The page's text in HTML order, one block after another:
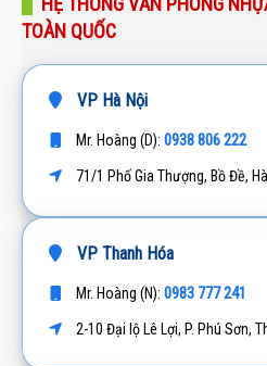
TOÀN QUỐC
VP Hà Nội
Mr. Hoàng (D): 0938 806 222
71/1 Phố Gia Thượng, Bồ Đề,
VP Thanh Hóa
Mr. Hoàng (N): 0983 777 241
2-10 Đại lộ Lê Lợi, P. Phú Sơn,